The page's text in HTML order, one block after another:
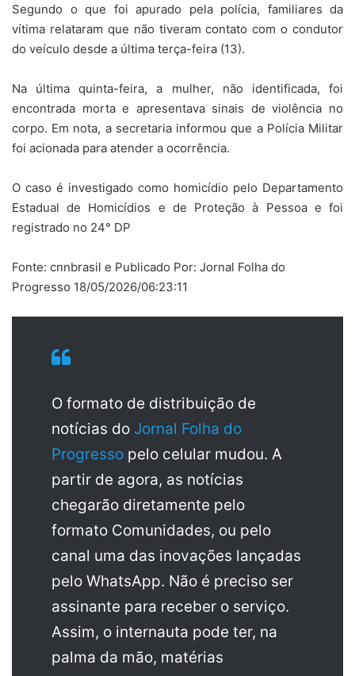
Segundo o que foi apurado pela polícia, familiares da
vítima relataram que não tiveram contato com o condutor
do veículo desde a última terça-feira (13).
Na última quinta-feira, a mulher, não identificada, foi
encontrada morta e apresentava sinais de violência no
corpo. Em nota, a secretaria informou que a Polícia Militar
foi acionada para atender a ocorrência.
O caso é investigado como homicídio pelo Departamento
Estadual de Homicídios e de Proteção à Pessoa e foi
registrado no 24° DP
Fonte: cnnbrasil e Publicado Por: Jornal Folha do
Progresso 18/05/2026/06:23:11
O formato de distribuição de
notícias do Jornal Folha do
Progresso pelo celular mudou. A
partir de agora, as notícias
chegarão diretamente pelo
formato Comunidades, ou pelo
canal uma das inovações lançadas
pelo WhatsApp. Não é preciso ser
assinante para receber o serviço.
Assim, o internauta pode ter, na
palma da mão, matérias